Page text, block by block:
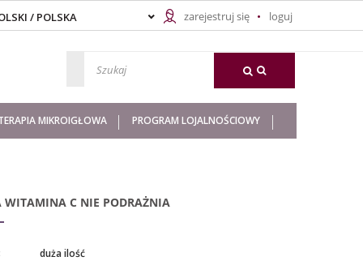
zarejestruj się loguj
MIKROIGŁOWA PROGRAM LOJALNOŚCIOWY
WITAMINA C NIE PODRAŻNIA
duża ilość